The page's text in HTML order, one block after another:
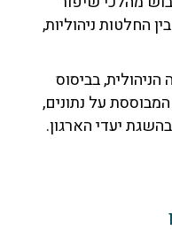
ניהוליות,
בביסוס
על נתונים,
יעדי הארגון.